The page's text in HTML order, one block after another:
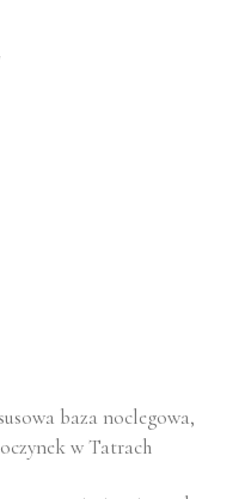
baza noclegowa,
w Tatrach